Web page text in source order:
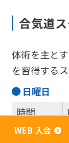
合気道
体術を主と
を習得する
日曜日
時間
17:00～
WEB 入会